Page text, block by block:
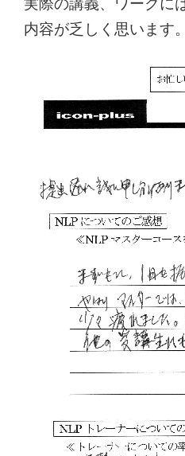
実際の講義、ワークに
内容が乏しく思います